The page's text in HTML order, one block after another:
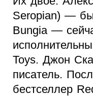
Seropian) —
Bungia —
Toys. Джон
писатель.
бестселлер